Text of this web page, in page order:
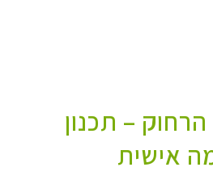
– תכנון
אישית